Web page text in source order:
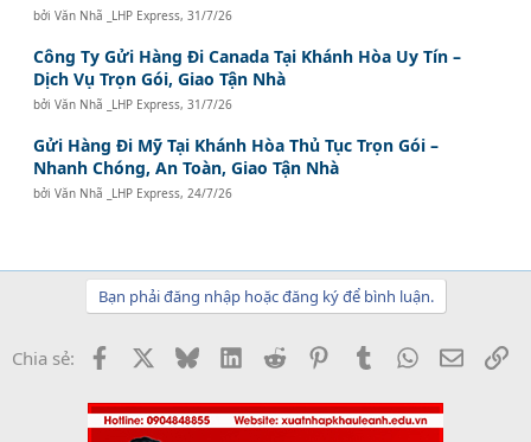
bởiVăn Nhã _LHP Express,31/7/26
Công Ty Gửi Hàng Đi Canada Tại Khánh Hòa Uy Tín –
Dịch Vụ Trọn Gói, Giao Tận Nhà
bởiVăn Nhã _LHP Express,31/7/26
Gửi Hàng Đi Mỹ Tại Khánh Hòa Thủ Tục Trọn Gói –
Nhanh Chóng, An Toàn, Giao Tận Nhà
bởiVăn Nhã _LHP Express, 24/7/26
Bạn phải đăng nhập hoặc đăng ký để bình luận.
Chia sẻ: Facebook BlueskyLinkedInReddit PinterestTumblrWhatsApp
Email